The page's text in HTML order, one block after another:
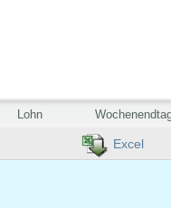
Excel
Lohn